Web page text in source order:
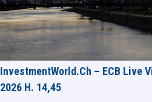
InvestmentWorld.ch – ECB Live
2026 H. 14,45